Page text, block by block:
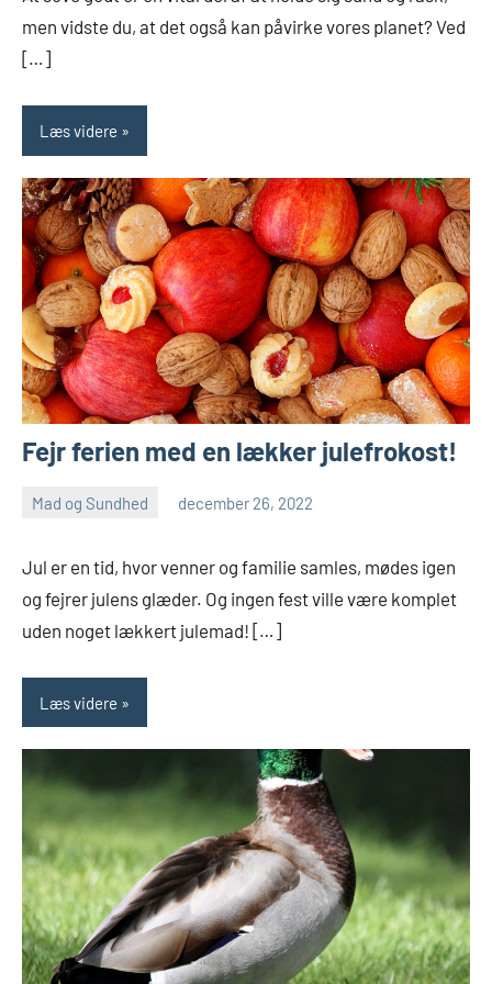
men vidste du, at det også kan påvirke vores planet? Ved
[…]
Læs videre
Fejr ferien med en lækker julefrokost!
Mad og Sundhed december 26, 2022
Jul er en tid, hvor venner og familie samles, mødes igen
og fejrer julens glæder. Og ingen fest ville være komplet
uden noget lækkert julemad! […]
Læs videre